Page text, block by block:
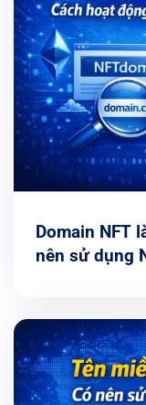
Domain NFT
nên sử dụng